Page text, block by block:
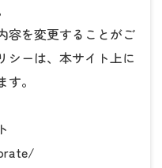
容を変更することがご
シーは、本サイト上に
。